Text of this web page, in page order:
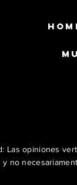
Las opiniones
y no